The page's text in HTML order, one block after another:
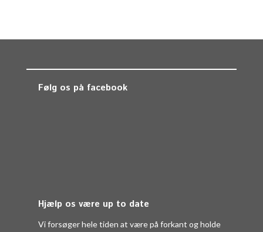
Følg os på facebook
Hjælp os være up to date
Vi forsøger hele tiden at være på forkant og holde